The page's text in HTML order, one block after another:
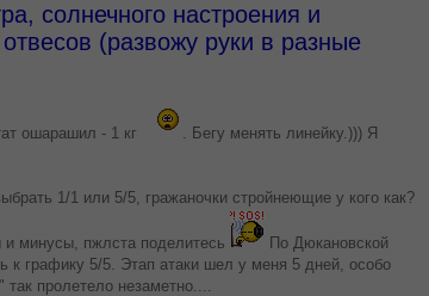
солнечного настроения и
(развожу руки в разные
ошарашил - 1 кг
. Бегу менять линейку.))) Я
1/1 или 5/5, гражаночки стройнеющие у кого как?
минусы, пжлста поделитесь
По Дюкановской
к графику 5/5. Этап атаки шел у меня 5 дней, особо
так пролетело незаметно....